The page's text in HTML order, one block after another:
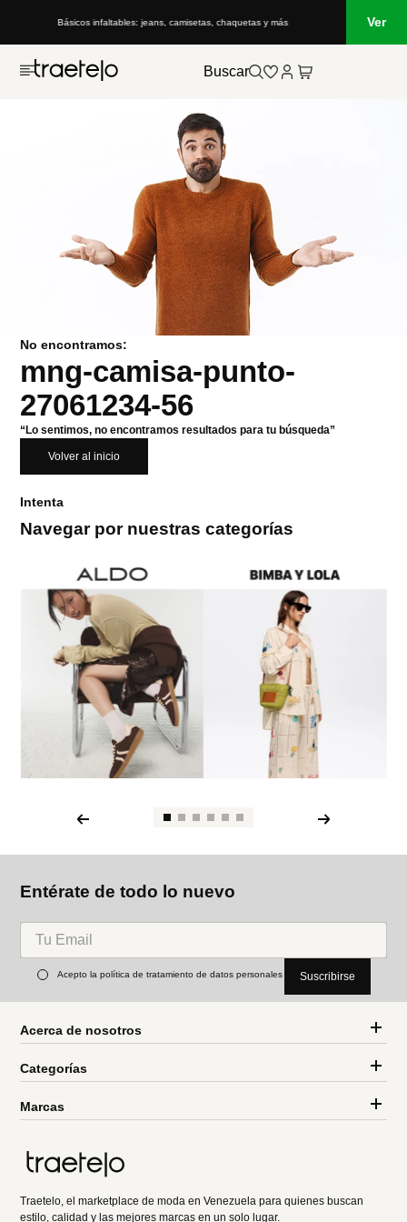
Básicos infaltables: jeans, camisetas, chaquetas y más Ver
Buscar
No encontramos:
mng-camisa-punto-
27061234-56
“Lo sentimos, no encontramos resultados para tu búsqueda”
Volver al inicio
Intenta
Navegar por nuestras categorías
Entérate de todo lo nuevo
Acepto la política de tratamiento de datos personales Suscribirse
Acerca de nosotros
Categorías
Marcas
Traetelo, el marketplace de moda en Venezuela para quienes buscan
estilo, calidad y las mejores marcas en un solo lugar.